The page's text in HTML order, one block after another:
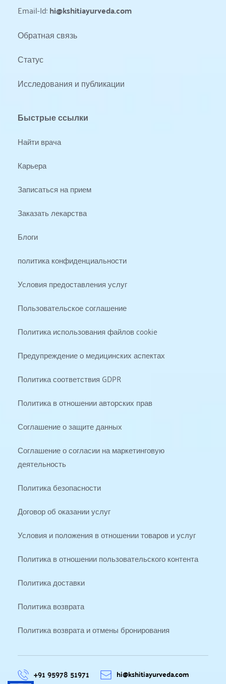
Email-Id: hi@kshitiayurveda.com
Обратная связь
Статус
Исследования и публикации
Быстрые ссылки
Найти врача
Карьера
Записаться на прием
Заказать лекарства
Блоги
политика конфиденциальности
Условия предоставления услуг
Пользовательское соглашение
Политика использования файлов cookie
Предупреждение о медицинских аспектах
Политика соответствия GDPR
Политика в отношении авторских прав
Соглашение о защите данных
Соглашение о согласии на маркетинговую
деятельность
Политика безопасности
Договор об оказании услуг
Условия и положения в отношении товаров и услуг
Политика в отношении пользовательского контента
Политика доставки
Политика возврата
Политика возврата и отмены бронирования
hi@kshitiayurveda.com
+91 95978 51971